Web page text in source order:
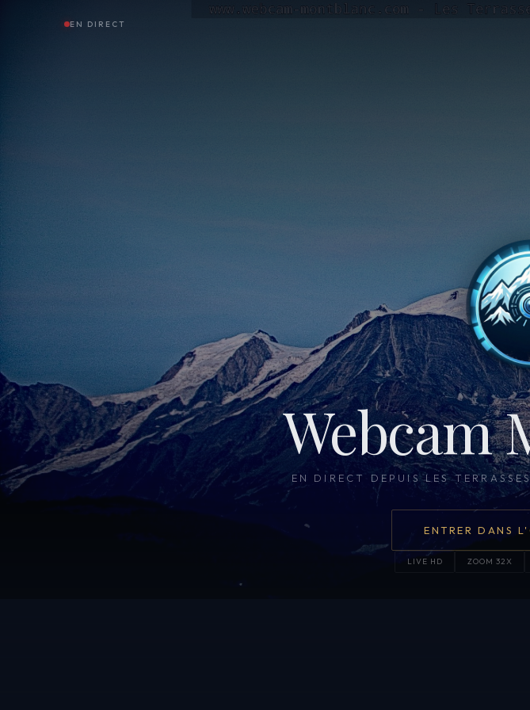
EN DIRECT
Webcam
EN DIRECT DEPUIS LES
ENTRER DANS
LIVE HD ZOOM 32X